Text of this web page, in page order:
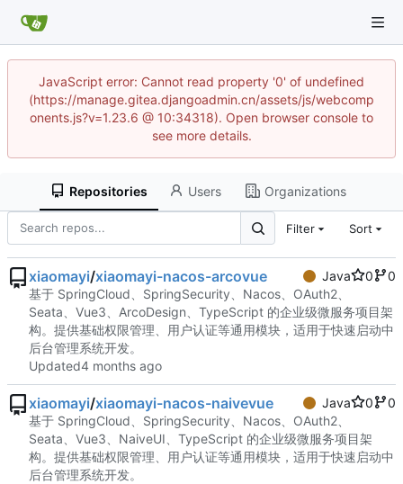
JavaScript error: Cannot read property '0' of undefined
(https://manage.gitea.djangoadmin.cn/assets/js/webcomp
onents.js?v=1.23.6 @ 10:34318). Open browser console to
see more details.
Repositories Users Organizations
Filter Sort
xiaomayi/xiaomayi-nacos-arcovue Java 0
0
基于 SpringCloud、SpringSecurity、Nacos、OAuth2、
Seata、Vue3、ArcoDesign、TypeScript 的企业级微服务项目架
构。提供基础权限管理、用户认证等通用模块，适用于快速启动中
后台管理系统开发。
Updated
xiaomayi/xiaomayi-nacos-naivevue Java 0
0
基于 SpringCloud、SpringSecurity、Nacos、OAuth2、
Seata、Vue3、NaiveUI、TypeScript 的企业级微服务项目架
构。提供基础权限管理、用户认证等通用模块，适用于快速启动中
后台管理系统开发。